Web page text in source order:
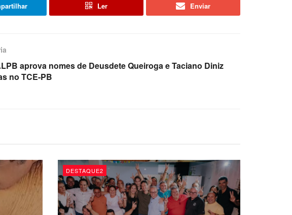
Ler Enviar
aprova nomes de Deusdete Queiroga e Taciano Diniz
no TCE-PB
DESTAQUE2